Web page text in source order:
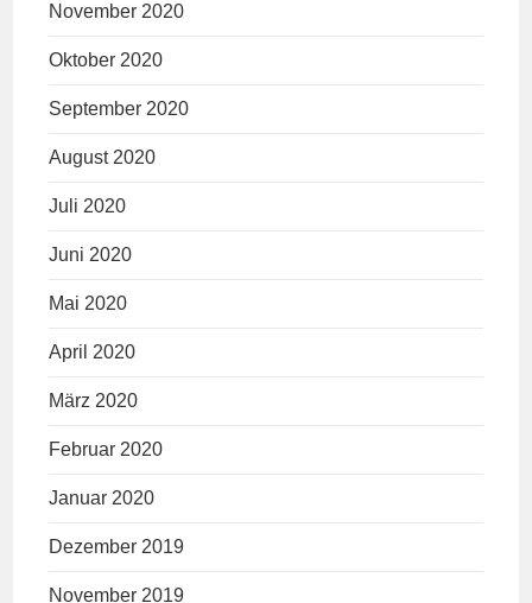
November 2020
Oktober 2020
September 2020
August 2020
Juli 2020
Juni 2020
Mai 2020
April 2020
März 2020
Februar 2020
Januar 2020
Dezember 2019
November 2019